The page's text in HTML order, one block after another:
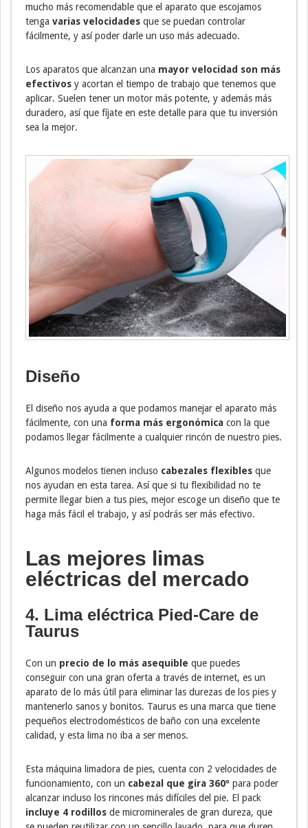
mucho más recomendable que el aparato que escojamos
tenga varias velocidades que se puedan controlar
fácilmente, y así poder darle un uso más adecuado.
Los aparatos que alcanzan una mayor velocidad son más
efectivos y acortan el tiempo de trabajo que tenemos que
aplicar. Suelen tener un motor más potente, y además más
duradero, así que fíjate en este detalle para que tu inversión
sea la mejor.
Diseño
El diseño nos ayuda a que podamos manejar el aparato más
fácilmente, con una forma más ergonómica con la que
podamos llegar fácilmente a cualquier rincón de nuestro pies.
Algunos modelos tienen incluso cabezales flexibles que
nos ayudan en esta tarea. Así que si tu flexibilidad no te
permite llegar bien a tus pies, mejor escoge un diseño que te
haga más fácil el trabajo, y así podrás ser más efectivo.
Las mejores limas
eléctricas del mercado
4. Lima eléctrica Pied-Care de
Taurus
Con un precio de lo más asequible que puedes
conseguir con una gran oferta a través de internet, es un
aparato de lo más útil para eliminar las durezas de los pies y
mantenerlo sanos y bonitos. Taurus es una marca que tiene
pequeños electrodomésticos de baño con una excelente
calidad, y esta lima no iba a ser menos.
Esta máquina limadora de pies, cuenta con 2 velocidades de
funcionamiento, con un cabezal que gira 360º para poder
alcanzar incluso los rincones más difíciles del pie. El pack
incluye 4 rodillos de microminerales de gran dureza, que